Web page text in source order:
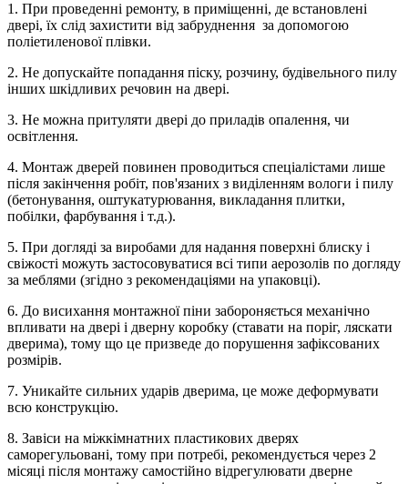
1. При проведенні ремонту, в приміщенні, де встановлені
двері, їх слід захистити від забруднення за допомогою
поліетиленової плівки.
2. Не допускайте попадання піску, розчину, будівельного пилу
інших шкідливих речовин на двері.
3. Не можна притуляти двері до приладів опалення, чи
освітлення.
4. Монтаж дверей повинен проводиться спеціалістами лише
після закінчення робіт, пов'язаних з виділенням вологи і пилу
(бетонування, оштукатурювання, викладання плитки,
побілки, фарбування і т.д.).
5. При догляді за виробами для надання поверхні блиску і
свіжості можуть застосовуватися всі типи аерозолів по догляду
за меблями (згідно з рекомендаціями на упаковці).
6. До висихання монтажної піни забороняється механічно
впливати на двері і дверну коробку (ставати на поріг, ляскати
дверима), тому що це призведе до порушення зафіксованих
розмірів.
7. Уникайте сильних ударів дверима, це може деформувати
всю конструкцію.
8. Завіси на міжкімнатних пластикових дверях
саморегульовані, тому при потребі, рекомендується через 2
місяці після монтажу самостійно відрегулювати дверне